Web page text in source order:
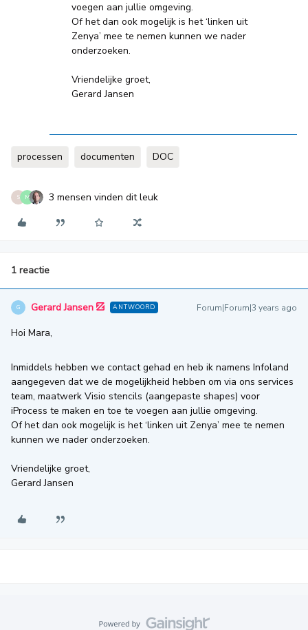
voegen aan jullie omgeving.
Of het dan ook mogelijk is het ‘linken uit
Zenya’ mee te nemen kunnen we nader
onderzoeken.
Vriendelijke groet,
Gerard Jansen
processen documenten DOC
S M 3 mensen vinden dit leuk
1 reactie
G Gerard Jansen ANTWOORD Forum|Forum|3 years ago
Hoi Mara,
Inmiddels hebben we contact gehad en heb ik namens Infoland
aangegeven dat we de mogelijkheid hebben om via ons services
team, maatwerk Visio stencils (aangepaste shapes) voor
iProcess te maken en toe te voegen aan jullie omgeving.
Of het dan ook mogelijk is het ‘linken uit Zenya’ mee te nemen
kunnen we nader onderzoeken.
Vriendelijke groet,
Gerard Jansen